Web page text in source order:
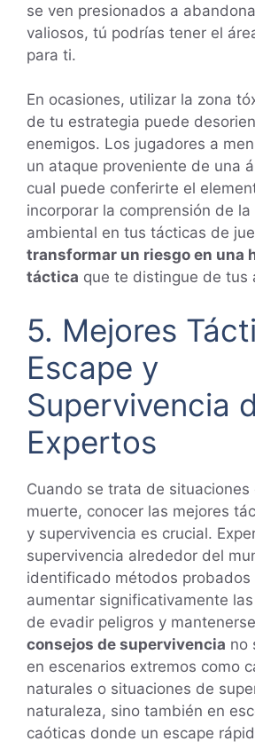
se ven presionados a
valiosos, tú podrías tener el
para ti.
En ocasiones, utilizar la zona
de tu estrategia puede
enemigos. Los jugadores a
un ataque proveniente de una
cual puede conferirte el
incorporar la comprensión de
ambiental en tus tácticas de
transformar un riesgo en una
táctica que te distingue de tus
5. Mejores
Escape y
Supervivencia
Expertos
Cuando se trata de situaciones
muerte, conocer las mejores
y supervivencia es crucial.
supervivencia alrededor del
identificado métodos probados
aumentar significativamente
de evadir peligros y
consejos de supervivencia no
en escenarios extremos como
naturales o situaciones de
naturaleza, sino también en
caóticas donde un escape